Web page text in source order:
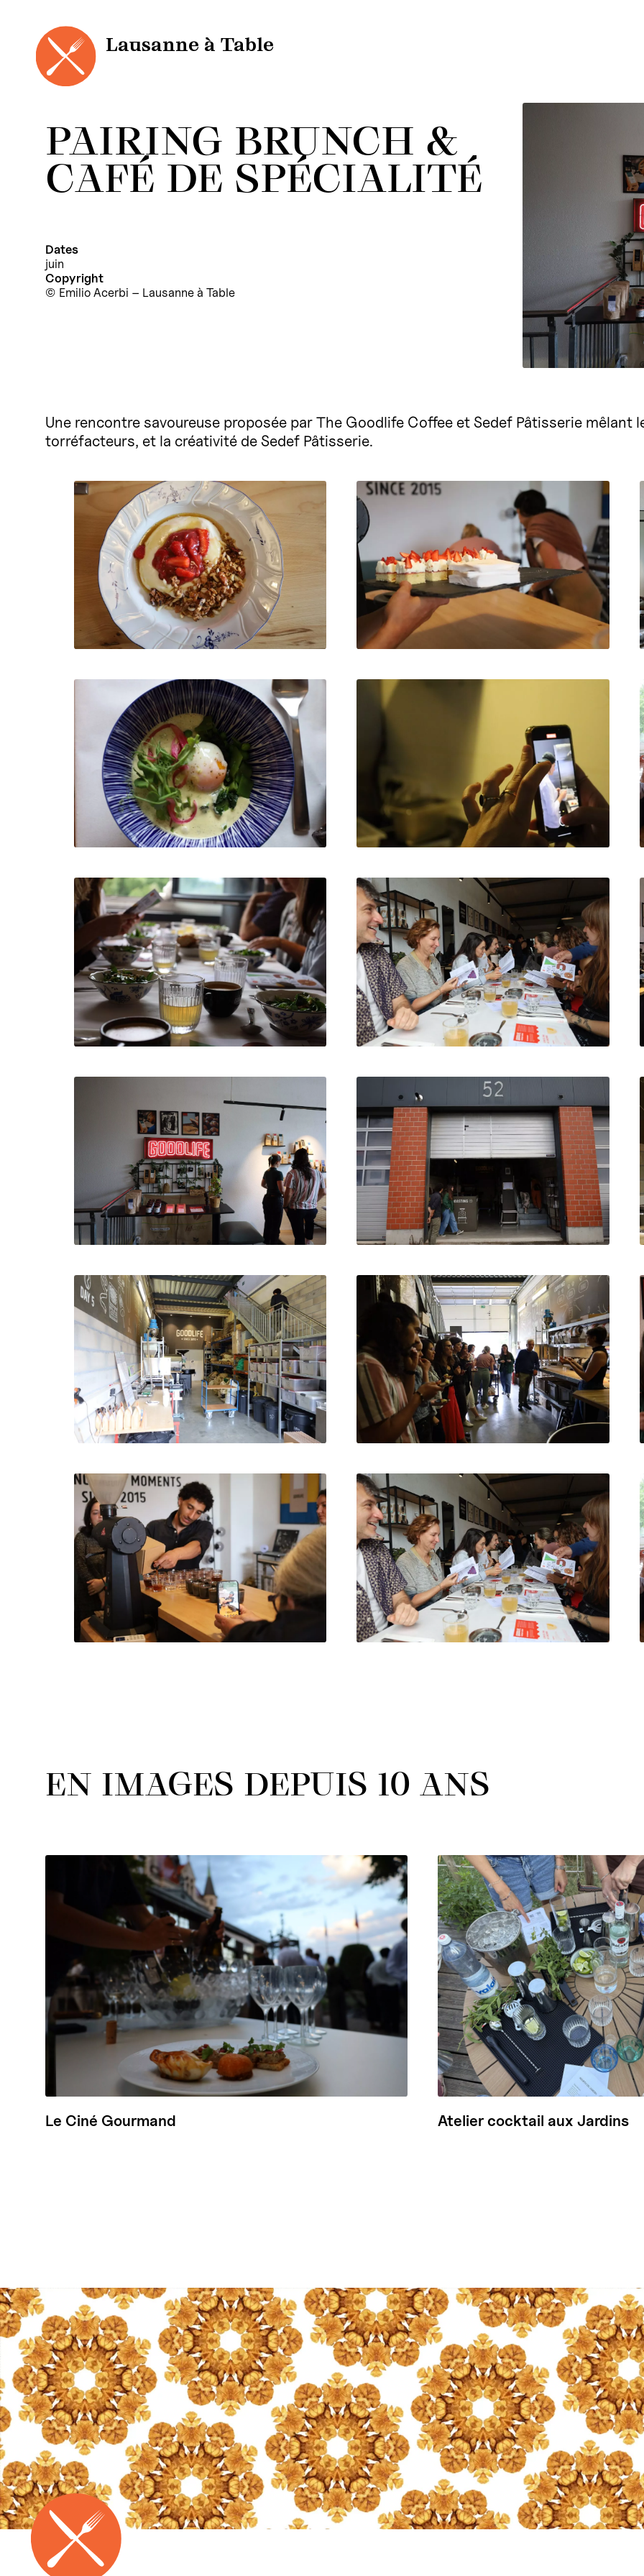
contenu
Lausanne à Table
PAIRING BRUNCH &
CAFÉ DE SPÉCIALITÉ
Dates
juin
Copyright
Emilio Acerbi – Lausanne à Table
Une rencontre savoureuse proposée par The Goodlife Coffee et Sedef Pâtisserie
torréfacteurs, et la créativité de Sedef Pâtisserie.
EN IMAGES DEPUIS 10 ANS
Le Ciné Gourmand Atelier cocktail aux Jardins